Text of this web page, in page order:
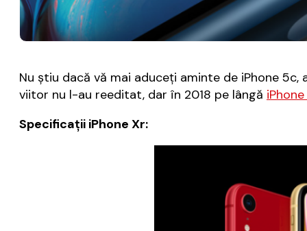
Nu știu dacă vă mai aduceți aminte de iPhone
viitor nu l-au reeditat, dar în 2018 pe lângă
Specificații iPhone Xr: